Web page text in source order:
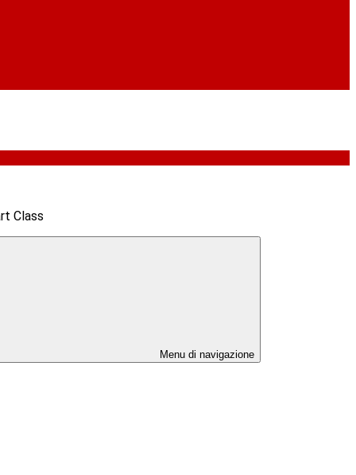
Class
Menu di navigazione